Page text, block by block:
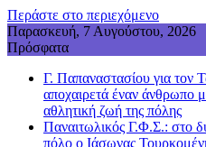
Περάστε στο περιεχόμενο
Παρασκευή, 7 Αυγούστου, 2026
Πρόσφατα
Γ. Παπαναστασίου για τον
αποχαιρετά έναν άνθρωπο
αθλητική ζωή της πόλης
Παναιτωλικός Γ.Φ.Σ.: στο
πόλο ο Ιάσωνας